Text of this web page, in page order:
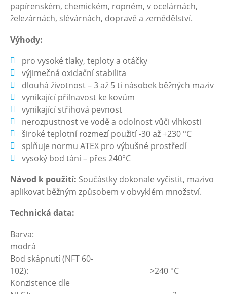
papírenském, chemickém, ropném, v ocelárnách,
železárnách, slévárnách, dopravě a zemědělství.
Výhody:
pro vysoké tlaky, teploty a otáčky
výjimečná oxidační stabilita
dlouhá životnost – 3 až 5 ti násobek běžných maziv
vynikající přilnavost ke kovům
vynikající střihová pevnost
nerozpustnost ve vodě a odolnost vůči vlhkosti
široké teplotní rozmezí použití -30 až +230 °C
splňuje normu ATEX pro výbušné prostředí
vysoký bod tání – přes 240°C
Návod k použití: Součástky dokonale vyčistit, mazivo
aplikovat běžným způsobem v obvyklém množství.
Technická data:
modrá
Bod skápnutí (NFT 60-
102): >240 °C
Konzistence dle